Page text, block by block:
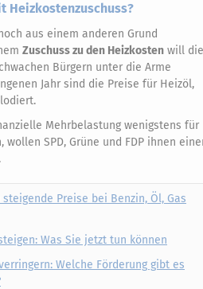
Heizkostenzuschuss?
aus einem anderen Grund
Zuschuss zu den Heizkosten will die
Bürgern unter die Arme
Jahr sind die Preise für Heizöl,
Mehrbelastung wenigstens für
SPD, Grüne und FDP ihnen
Preise bei Benzin, Öl, Gas
Was Sie jetzt tun können
Welche Förderung gibt es